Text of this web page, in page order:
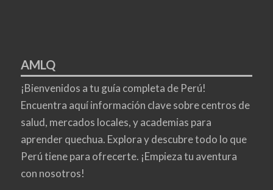
AMLQ
¡Bienvenidos a tu guía completa de Perú!
Encuentra aquí información clave sobre centros de
salud, mercados locales, y academias para
aprender quechua. Explora y descubre todo lo que
Perú tiene para ofrecerte. ¡Empieza tu aventura
con nosotros!